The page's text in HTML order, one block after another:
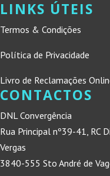
LINKS ÚTEIS
Termos & Condições
Política de Privacidade
Livro de Reclamações
CONTACTOS
DNL Convergência
Rua Principal nº39-41, RC
Vergas
3840-555 Sto André de